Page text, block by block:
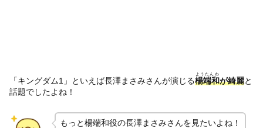
「キングダム1」といえば長澤まさみさんが演じる楊端和
ようたんわ
が綺麗と
話題でしたよね！
もっと楊端和役の長澤まさみさんを見たいよね！